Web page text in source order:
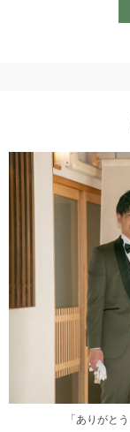
「ありがと